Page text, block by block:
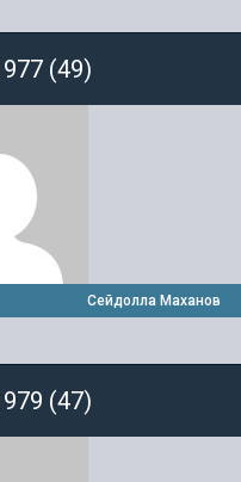
(49)
Сейдолла Маханов
(47)